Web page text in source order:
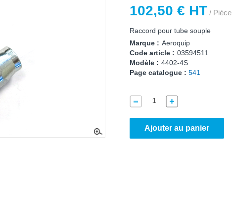
102,50 € HT / Pièce
Raccord pour tube souple
Marque : Aeroquip
Code article : 03594511
Modèle : 4402-4S
Page catalogue : 541
Ajouter au panier